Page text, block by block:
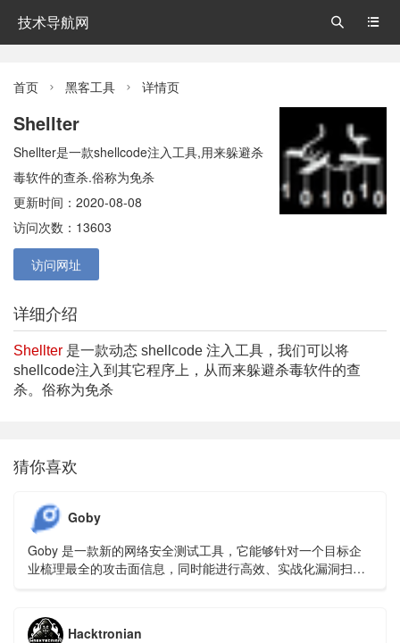
技术导航网 

首页  黑客工具  详情页
Shellter
Shellter是一款shellcode注入工具,用来躲避杀
毒软件的查杀.俗称为免杀
更新时间：2020-08-08
访问次数：13603
访问网址
详细介绍
Shellter 是一款动态 shellcode 注入工具，我们可以将
shellcode注入到其它程序上，从而来躲避杀毒软件的查
杀。俗称为免杀
猜你喜欢
Goby
Goby 是一款新的网络安全测试工具，它能够针对一个目标企
业梳理最全的攻击面信息，同时能进行高效、实战化漏洞扫
Hacktronian